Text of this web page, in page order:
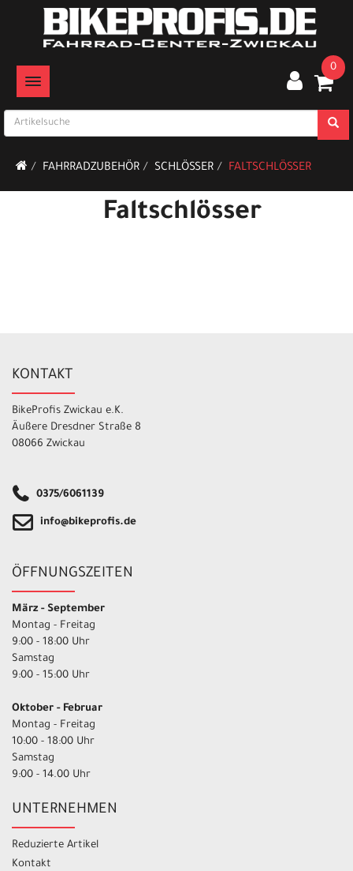
TOGGLE NAVIGATION
0
FAHRRADZUBEHÖR SCHLÖSSER FALTSCHLÖSSER
Faltschlösser
KONTAKT
BikeProfis Zwickau e.K.
Äußere Dresdner Straße 8
08066 Zwickau
0375/6061139
info@bikeprofis.de
ÖFFNUNGSZEITEN
März - September
Montag - Freitag
9:00 - 18:00 Uhr
Samstag
9:00 - 15:00 Uhr
Oktober - Februar
Montag - Freitag
10:00 - 18:00 Uhr
Samstag
9:00 - 14.00 Uhr
UNTERNEHMEN
Reduzierte Artikel
Kontakt